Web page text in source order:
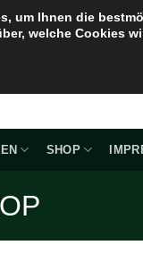
SHOP
um Ihnen die
welche Cookies